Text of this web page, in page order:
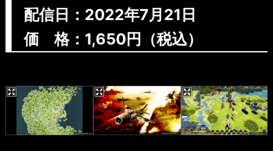
配信日：2022年7月21日
価 格：1,650円（税込）